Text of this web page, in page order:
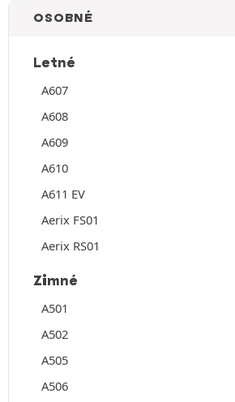
OSOBNÉ
Letné
A607
A608
A609
A610
A611 EV
Aerix FS01
Aerix RS01
Zimné
A501
A502
A505
A506